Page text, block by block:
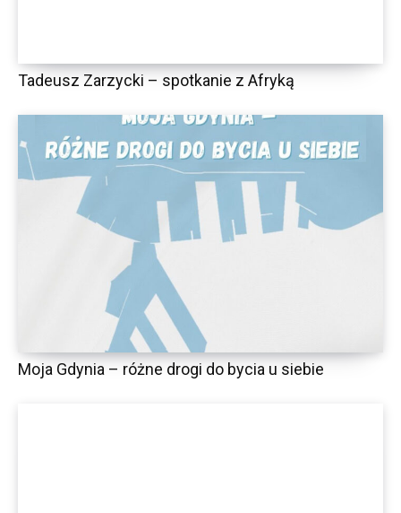
Tadeusz Zarzycki – spotkanie z Afryką
Moja Gdynia – różne drogi do bycia u siebie